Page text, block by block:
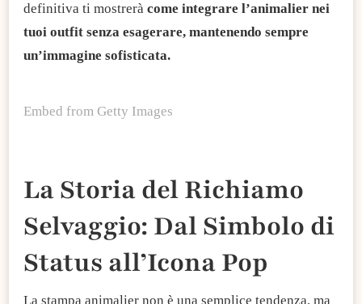
definitiva ti mostrerà come integrare l’animalier nei
tuoi outfit senza esagerare, mantenendo sempre
un’immagine sofisticata.
Embed from Getty Images
La Storia del Richiamo
Selvaggio: Dal Simbolo di
Status all’Icona Pop
La stampa animalier non è una semplice tendenza, ma